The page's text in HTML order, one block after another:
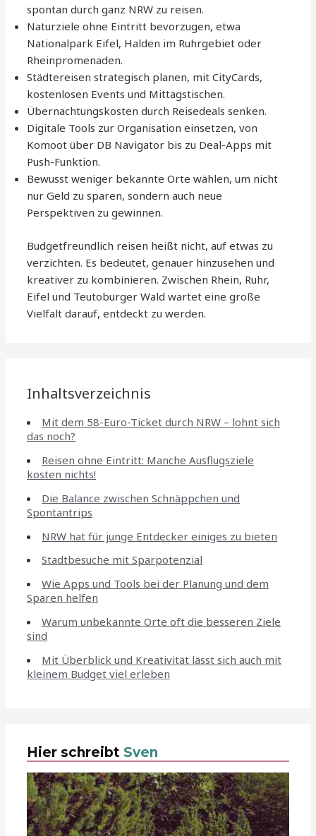
spontan durch ganz NRW zu reisen.
Naturziele ohne Eintritt bevorzugen, etwa
Nationalpark Eifel, Halden im Ruhrgebiet oder
Rheinpromenaden.
Städtereisen strategisch planen, mit CityCards,
kostenlosen Events und Mittagstischen.
Übernachtungskosten durch Reisedeals senken.
Digitale Tools zur Organisation einsetzen, von
Komoot über DB Navigator bis zu Deal-Apps mit
Push-Funktion.
Bewusst weniger bekannte Orte wählen, um nicht
nur Geld zu sparen, sondern auch neue
Perspektiven zu gewinnen.
Budgetfreundlich reisen heißt nicht, auf etwas zu
verzichten. Es bedeutet, genauer hinzusehen und
kreativer zu kombinieren. Zwischen Rhein, Ruhr,
Eifel und Teutoburger Wald wartet eine große
Vielfalt darauf, entdeckt zu werden.
Inhaltsverzeichnis
Mit dem 58-Euro-Ticket durch NRW – lohnt sich
das noch?
Reisen ohne Eintritt: Manche Ausflugsziele
kosten nichts!
Die Balance zwischen Schnäppchen und
Spontantrips
NRW hat für junge Entdecker einiges zu bieten
Stadtbesuche mit Sparpotenzial
Wie Apps und Tools bei der Planung und dem
Sparen helfen
Warum unbekannte Orte oft die besseren Ziele
sind
Mit Überblick und Kreativität lässt sich auch mit
kleinem Budget viel erleben
Hier schreibt Sven